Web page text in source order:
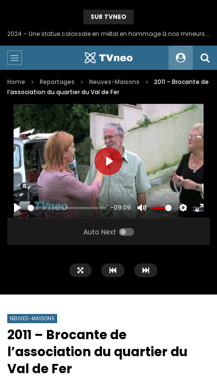
SUR TVNEO
2024 – Une statue colossale en métal en hommage à nos mineurs de fer
Home Reportages Neuves-Maisons
2011 – Brocante de
l’association du quartier du Val de Fer
PLAY
-09:09
MUTE SETTINGS
PLAY
Auto Next
NEUVES-MAISONS
2011 – Brocante de
l’association du quartier du
Val de Fer